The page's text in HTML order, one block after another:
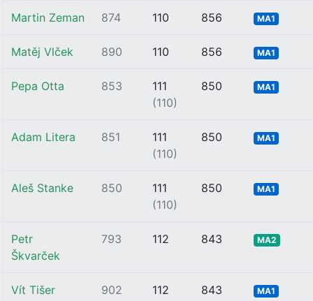
Martin Zeman 874 110 856 MA1
Matěj Vlček 890 110 856 MA1
Pepa Otta 853
111
(110)
850 MA1
Adam Litera 851
111
(110)
850 MA1
Aleš Stanke 850
111
(110)
850 MA1
Petr
Škvarček
793 112 843 MA2
Vít Tišer 902 112 843 MA1